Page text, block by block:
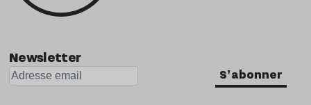
Newsletter
S'abonner